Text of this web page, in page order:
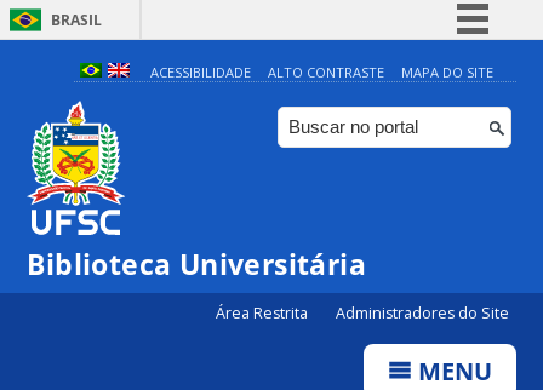
BRASIL
Simplifique!
Comunica BR
Participe
Canais
ACESSIBILIDADE ALTO CONTRASTE MAPA DO SITE
Biblioteca Universitária
Área Restrita Administradores do Site
MENU